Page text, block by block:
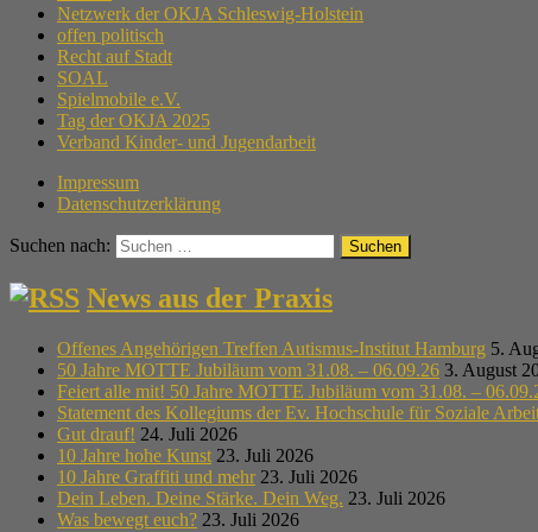
Netzwerk der OKJA Schleswig-Holstein
offen politisch
Recht auf Stadt
SOAL
Spielmobile e.V.
Tag der OKJA 2025
Verband Kinder- und Jugendarbeit
Impressum
Datenschutzerklärung
Suchen nach:
News aus der Praxis
Offenes Angehörigen Treffen Autismus-Institut Hamburg 5.
50 Jahre MOTTE Jubiläum vom 31.08. – 06.09.26 3. August
Feiert alle mit! 50 Jahre MOTTE Jubiläum vom 31.08. –
Statement des Kollegiums der Ev. Hochschule für Soziale
Gut drauf! 24. Juli 2026
10 Jahre hohe Kunst 23. Juli 2026
10 Jahre Graffiti und mehr 23. Juli 2026
Dein Leben. Deine Stärke. Dein Weg. 23. Juli 2026
Was bewegt euch? 23. Juli 2026